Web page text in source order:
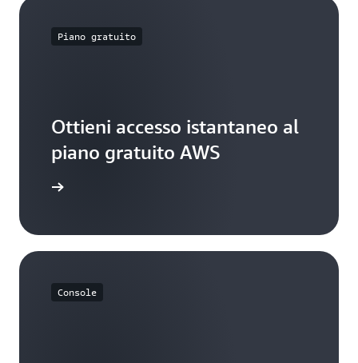
Piano gratuito
Ottieni accesso istantaneo al
piano gratuito AWS
Console